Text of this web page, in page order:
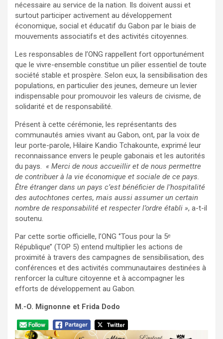
nécessaire au service de la nation. Ils doivent aussi et
surtout participer activement au développement
économique, social et éducatif du Gabon par le biais de
mouvements associatifs et des activités citoyennes.
‎Les responsables de l’ONG rappellent fort opportunément
que le vivre-ensemble constitue un pilier essentiel de toute
société stable et prospère. Selon eux, la sensibilisation des
populations, en particulier des jeunes, demeure un levier
indispensable pour promouvoir les valeurs de civisme, de
solidarité et de responsabilité.
‎Présent à cette cérémonie, les représentants des
communautés amies vivant au Gabon, ont, par la voix de
leur porte-parole, Hilaire Kandio Tchakounte, exprimé leur
reconnaissance envers le peuple gabonais et les autorités
du pays. « Merci de nous accueillir et de nous permettre
de contribuer à la vie économique et sociale de ce pays.
Être étranger dans un pays c’est bénéficier de l’hospitalité
des autochtones certes, mais aussi assumer un certain
nombre de responsabilité et respecter l’ordre établi », a-t-il
soutenu.
‎Par cette sortie officielle, l’ONG ‘’Tous pour la 5ᵉ
République’’ (TOP 5) entend multiplier les actions de
proximité à travers des campagnes de sensibilisation, des
conférences et des activités communautaires destinées à
renforcer la culture citoyenne et à accompagner les
efforts de développement au Gabon.
M.-O. Mignonne et Frida Dodo